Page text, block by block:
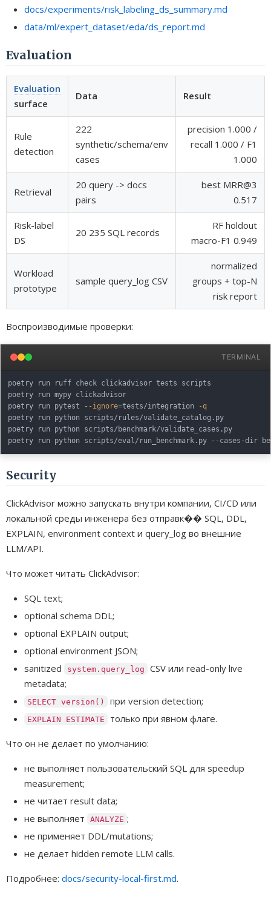
docs/experiments/risk_labeling_ds_summary.md
data/ml/expert_dataset/eda/ds_report.md
Evaluation
Evaluation
surface
Data Result
Rule
detection
222
synthetic/schema/env
cases
precision 1.000 /
recall 1.000 / F1
1.000
Retrieval
20 query -> docs
pairs
best MRR@3
0.517
Risk-label
DS
20 235 SQL records
RF holdout
macro-F1 0.949
Workload
prototype
sample query_log CSV
normalized
groups + top-N
risk report
Воспроизводимые проверки:
TERMINAL
poetry run ruff check clickadvisor tests scripts
poetry run mypy clickadvisor
poetry run pytest
--ignore=tests/integration
-q
poetry run python scripts/rules/validate_catalog.py
poetry run python scripts/benchmark/validate_cases.py
poetry run python scripts/eval/run_benchmark.py --cases-dir
Security
ClickAdvisor можно запускать внутри компании, CI/CD или
локальной среды инженера без отправк�� SQL, DDL,
EXPLAIN, environment context и query_log во внешние
LLM/API.
Что может читать ClickAdvisor:
SQL text;
optional schema DDL;
optional EXPLAIN output;
optional environment JSON;
sanitized
system.query_log
CSV или read-only live
metadata;
SELECT version() при version detection;
EXPLAIN ESTIMATE только при явном флаге.
Что он не делает по умолчанию:
не выполняет пользовательский SQL для speedup
measurement;
не читает result data;
не выполняет
ANALYZE ;
не применяет DDL/mutations;
не делает hidden remote LLM calls.
Подробнее: docs/security-local-first.md.